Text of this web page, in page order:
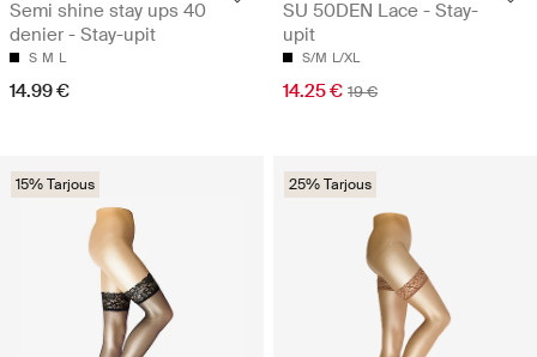
Semi shine stay ups 40
denier - Stay-upit
S M L
14.99 €
SU 50DEN Lace - Stay-
upit
S/M L/XL
14.25 € 19 €
15% Tarjous 25% Tarjous